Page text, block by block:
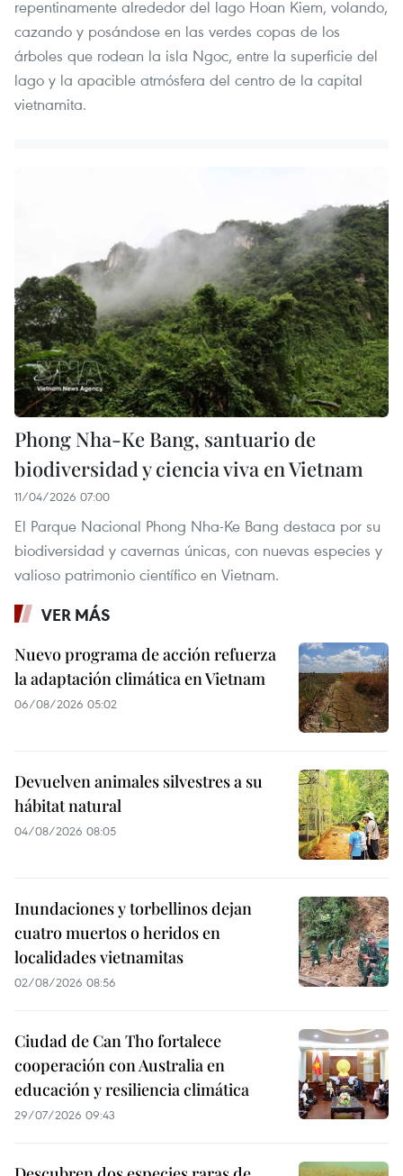
repentinamente alrededor del lago Hoan Kiem, volando,
cazando y posándose en las verdes copas de los
árboles que rodean la isla Ngoc, entre la superficie del
lago y la apacible atmósfera del centro de la capital
vietnamita.
Phong Nha-Ke Bang, santuario de
biodiversidad y ciencia viva en Vietnam
11/04/2026 07:00
El Parque Nacional Phong Nha-Ke Bang destaca por su
biodiversidad y cavernas únicas, con nuevas especies y
valioso patrimonio científico en Vietnam.
VER MÁS
Nuevo programa de acción refuerza
la adaptación climática en Vietnam
06/08/2026 05:02
Devuelven animales silvestres a su
hábitat natural
04/08/2026 08:05
Inundaciones y torbellinos dejan
cuatro muertos o heridos en
localidades vietnamitas
02/08/2026 08:56
Ciudad de Can Tho fortalece
cooperación con Australia en
educación y resiliencia climática
29/07/2026 09:43